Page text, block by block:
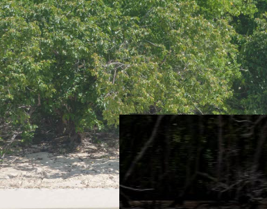
Dossiers de la rédaction
Collection Bloc Marine
Application Bloc Marine
Règlementation
BATEAUX
Voiliers
Bateaux à moteur
Equipements
Salons
Economie